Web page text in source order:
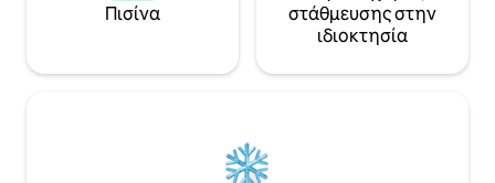
Πισίνα
στάθμευσης στην
ιδιοκτησία